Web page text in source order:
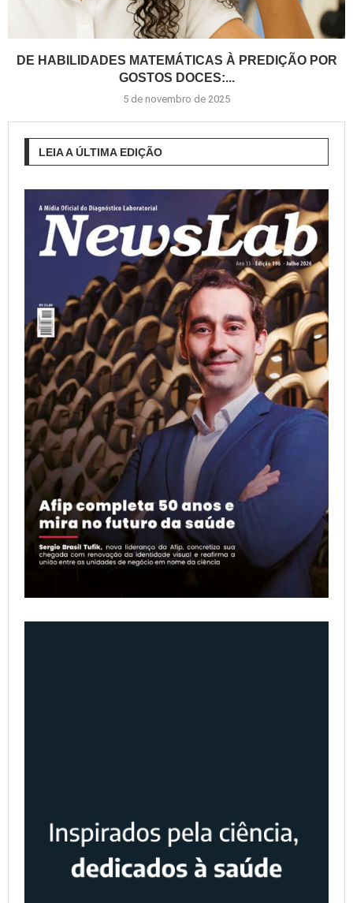
DE HABILIDADES MATEMÁTICAS À PREDIÇÃO POR
GOSTOS DOCES:...
5 de novembro de 2025
LEIA A ÚLTIMA EDIÇÃO